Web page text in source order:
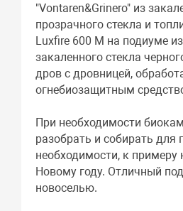
"Vontaren&Grinero" из
прозрачного стекла и
Luxfire 600 М на подиуме
закаленного стекла
дров с дровницей,
огнебиозащитным
При необходимости
разобрать и собирать для
необходимости, к примеру
Новому году. Отличный
новоселью.